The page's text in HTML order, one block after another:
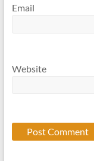
Email
Website